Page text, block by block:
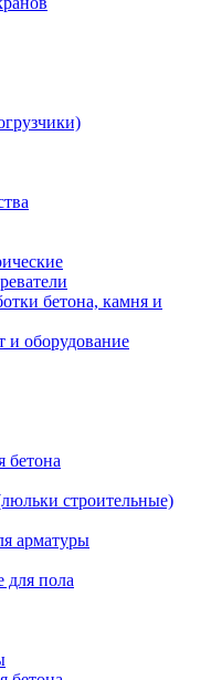
бетона, камня и
и оборудование
бетона
строительные)
арматуры
пола